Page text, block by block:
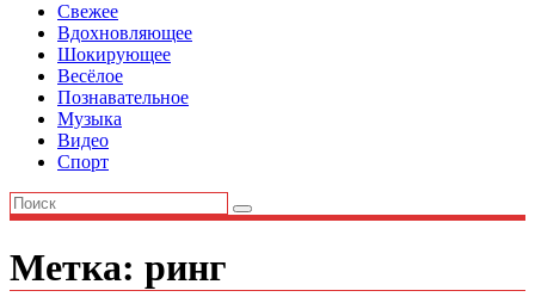
Свежее
Вдохновляющее
Шокирующее
Весёлое
Познавательное
Музыка
Видео
Спорт
Метка: ринг